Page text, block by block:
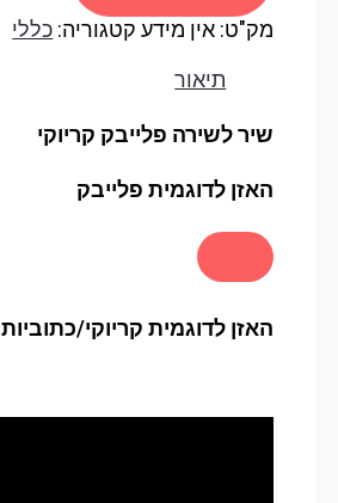
מק"ט: אין מידע קטגוריה: כללי
תיאור
שיר לשירה פלייבק קריוקי
האזן לדוגמית פלייבק
האזן לדוגמית קריוקי/כתוביות